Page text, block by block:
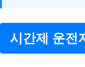
시간제 운전